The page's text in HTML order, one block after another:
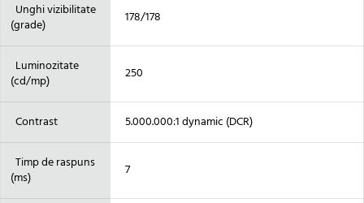
Unghi vizibilitate
(grade)
178/178
Luminozitate
(cd/mp)
250
Contrast 5.000.000:1 dynamic (DCR)
Timp de raspuns
(ms)
7